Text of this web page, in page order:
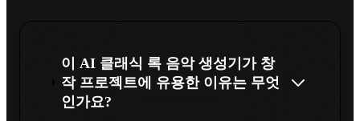
이 AI 클래식 록 음악 생성기가 창
작 프로젝트에 유용한 이유는 무엇
인가요?